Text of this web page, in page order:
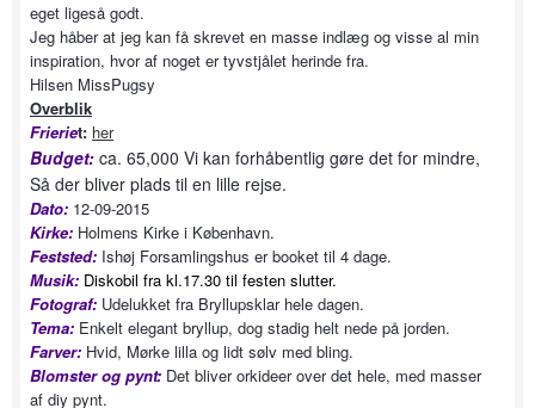
eget ligeså godt.
Jeg håber at jeg kan få skrevet en masse indlæg og visse al min
inspiration, hvor af noget er tyvstjålet herinde fra.
Hilsen MissPugsy
Overblik
Frieriet: her
Budget: ca. 65,000 Vi kan forhåbentlig gøre det for mindre,
Så der bliver plads til en lille rejse.
Dato: 12-09-2015
Kirke: Holmens Kirke i København.
Feststed: Ishøj Forsamlingshus er booket til 4 dage.
Musik: Diskobil fra kl.17.30 til festen slutter.
Fotograf: Udelukket fra Bryllupsklar hele dagen.
Tema: Enkelt elegant bryllup, dog stadig helt nede på jorden.
Farver: Hvid, Mørke lilla og lidt sølv med bling.
Blomster og pynt: Det bliver orkideer over det hele, med masser
af diy pynt.